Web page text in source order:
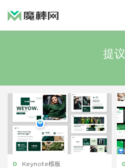
提议
Keynote模板